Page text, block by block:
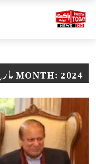
MONTH:2024 مارچ